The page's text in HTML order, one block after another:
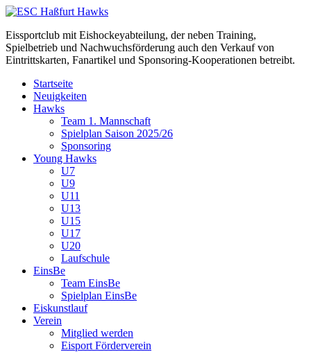
Eissportclub mit Eishockeyabteilung, der neben Training,
Spielbetrieb und Nachwuchsförderung auch den Verkauf von
Eintrittskarten, Fanartikel und Sponsoring-Kooperationen betreibt.
Startseite
Neuigkeiten
Hawks
Team 1. Mannschaft
Spielplan Saison 2025/26
Sponsoring
Young Hawks
U7
U9
U11
U13
U15
U17
U20
Laufschule
EinsBe
Team EinsBe
Spielplan EinsBe
Eiskunstlauf
Verein
Mitglied werden
Eisport Förderverein